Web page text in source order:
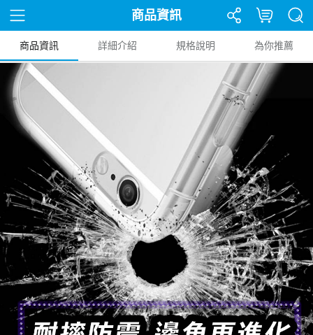
商品資訊
商品資訊 詳細介紹 規格說明 為你推薦